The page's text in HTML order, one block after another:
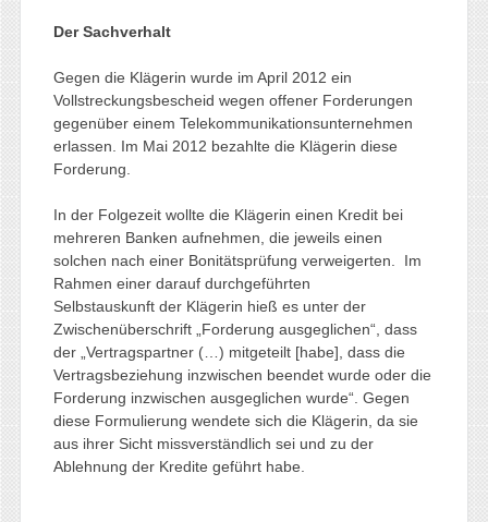
Der Sachverhalt
Gegen die Klägerin wurde im April 2012 ein
Vollstreckungsbescheid wegen offener Forderungen
gegenüber einem Telekommunikationsunternehmen
erlassen. Im Mai 2012 bezahlte die Klägerin diese
Forderung.
In der Folgezeit wollte die Klägerin einen Kredit bei
mehreren Banken aufnehmen, die jeweils einen
solchen nach einer Bonitätsprüfung verweigerten. Im
Rahmen einer darauf durchgeführten
Selbstauskunft der Klägerin hieß es unter der
Zwischenüberschrift „Forderung ausgeglichen“, dass
der „Vertragspartner (…) mitgeteilt [habe], dass die
Vertragsbeziehung inzwischen beendet wurde oder die
Forderung inzwischen ausgeglichen wurde“. Gegen
diese Formulierung wendete sich die Klägerin, da sie
aus ihrer Sicht missverständlich sei und zu der
Ablehnung der Kredite geführt habe.